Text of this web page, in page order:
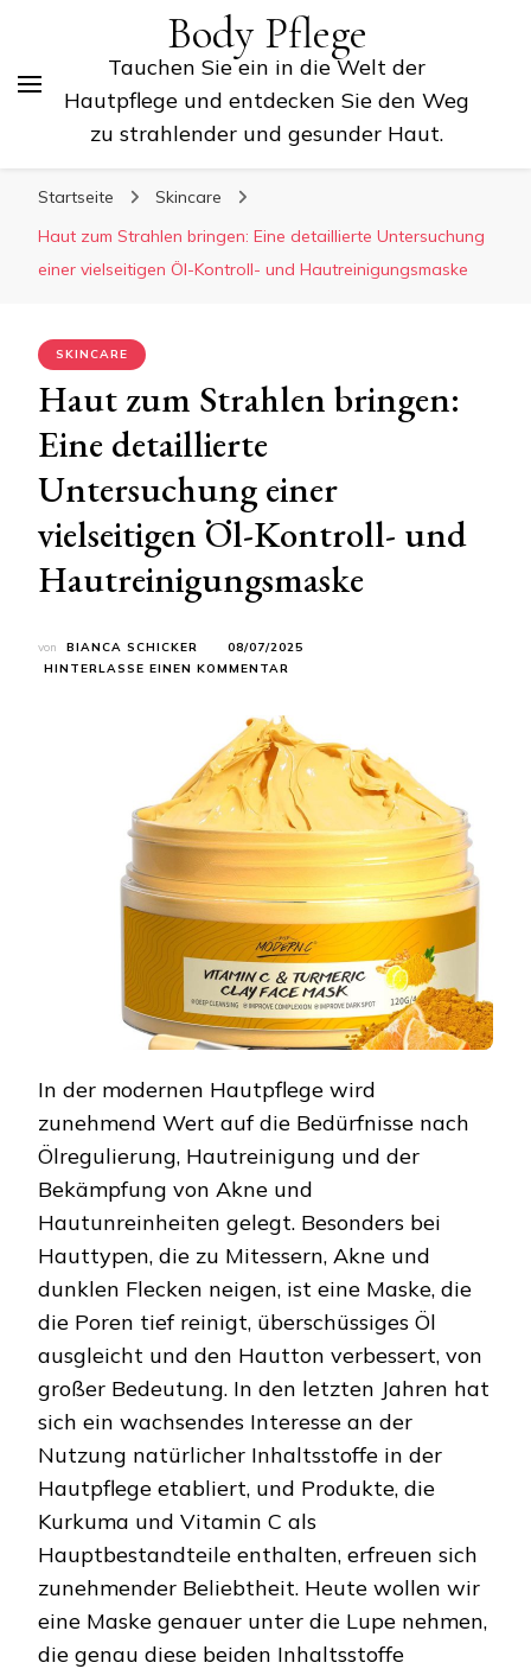
Body Pflege
Tauchen Sie ein in die Welt der
Hautpflege und entdecken Sie den Weg
zu strahlender und gesunder Haut.
Startseite
Skincare
Haut zum Strahlen bringen: Eine detaillierte Untersuchung
einer vielseitigen Öl-Kontroll- und Hautreinigungsmaske
SKINCARE
Haut zum Strahlen bringen:
Eine detaillierte
Untersuchung einer
vielseitigen Öl-Kontroll- und
Hautreinigungsmaske
von BIANCA SCHICKER
08/07/2025
HINTERLASSE EINEN KOMMENTAR
STRAHLEN
BRINGEN:
EINE
DETAILLIERTE
UNTERSUCHUNG
EINER
VIELSEITIGEN
KONTROLL-
UND
HAUTREINIGUNGSMASKE
In der modernen Hautpflege wird
zunehmend Wert auf die Bedürfnisse nach
Ölregulierung, Hautreinigung und der
Bekämpfung von Akne und
Hautunreinheiten gelegt. Besonders bei
Hauttypen, die zu Mitessern, Akne und
dunklen Flecken neigen, ist eine Maske, die
die Poren tief reinigt, überschüssiges Öl
ausgleicht und den Hautton verbessert, von
großer Bedeutung. In den letzten Jahren hat
sich ein wachsendes Interesse an der
Nutzung natürlicher Inhaltsstoffe in der
Hautpflege etabliert, und Produkte, die
Kurkuma und Vitamin C als
Hauptbestandteile enthalten, erfreuen sich
zunehmender Beliebtheit. Heute wollen wir
eine Maske genauer unter die Lupe nehmen,
die genau diese beiden Inhaltsstoffe